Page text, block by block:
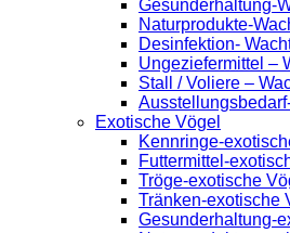
Gesunderhaltung-
Naturprodukte-
Desinfektion-
Ungeziefermittel –
Stall / Voliere –
Exotische Vögel
Kennringe-
Futtermittel-
Tröge-exotische
Tränken-exotische
Gesunderhaltung-